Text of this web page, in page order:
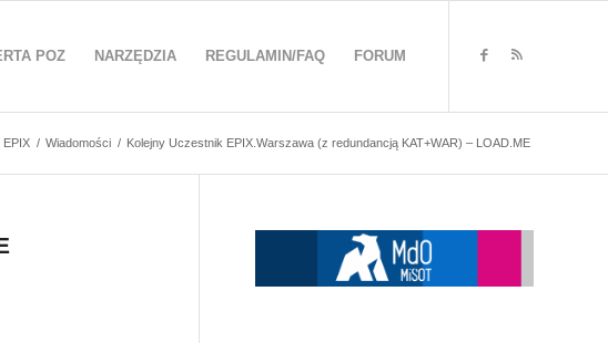
POZ NARZĘDZIA REGULAMIN/FAQ FORUM
EPIX / Wiadomości / Kolejny Uczestnik EPIX.Warszawa (z redundancją KAT+WAR) – LOAD.ME